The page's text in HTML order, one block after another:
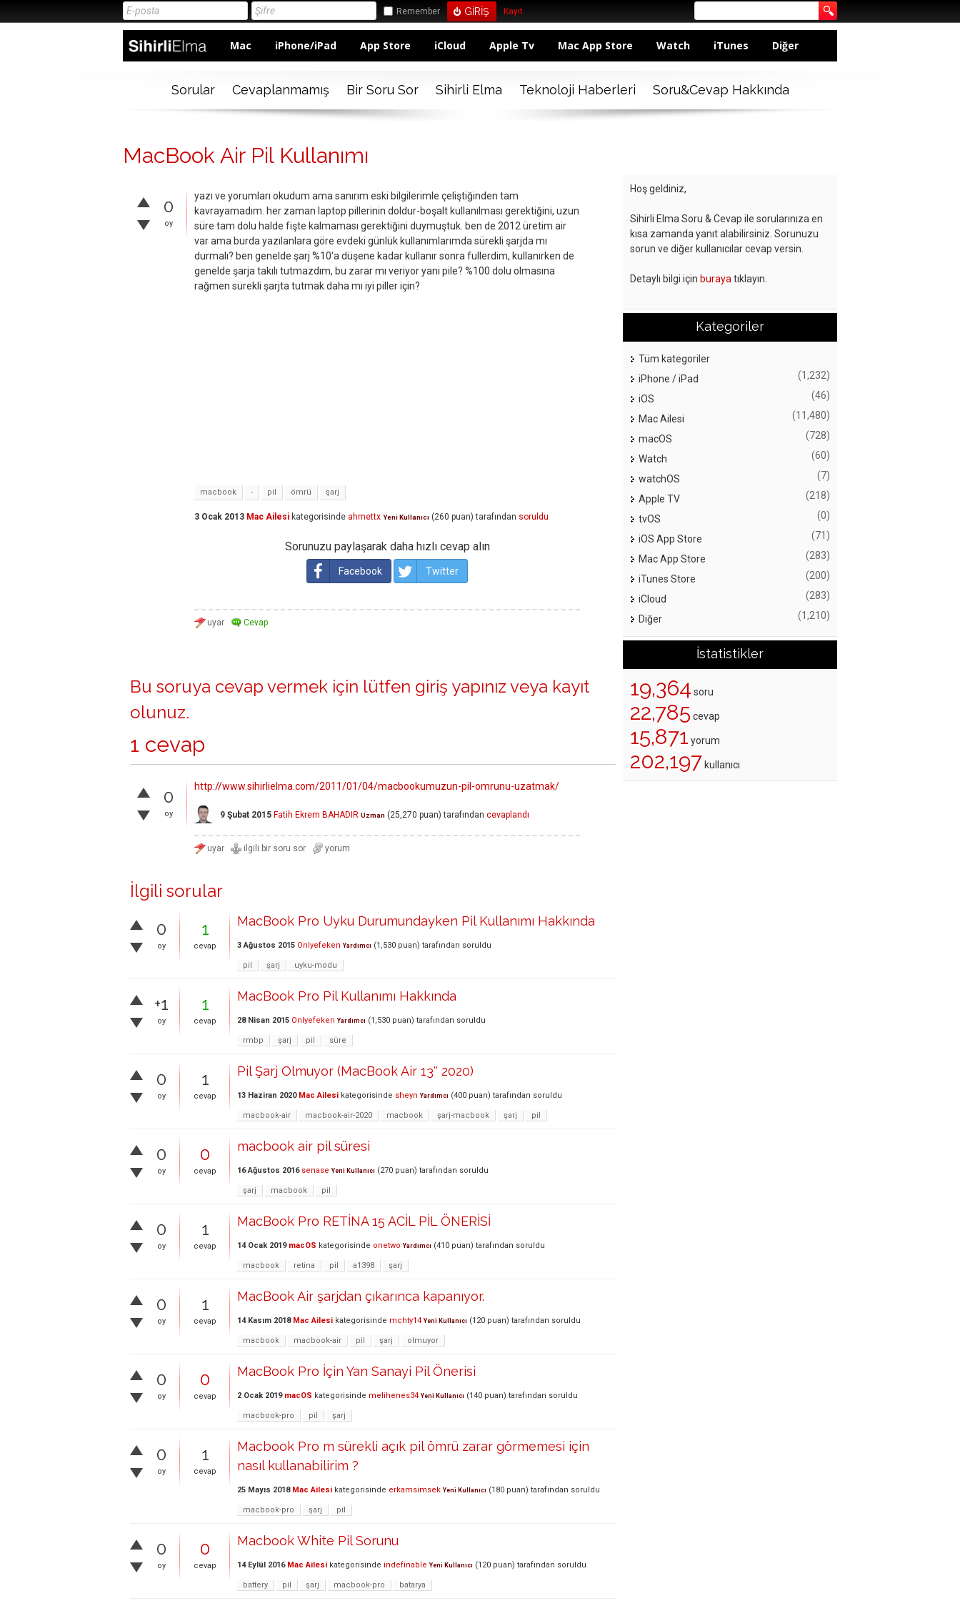
Remember Kayıt
Mac iPhone/iPad App Store iCloud Apple Tv Mac App Store Watch iTunes Diğer
Sorular Cevaplanmamış Bir Soru Sor Sihirli Elma Teknoloji Haberleri Soru&Cevap Hakkında
MacBook Air Pil Kullanımı
0
oy
yazı ve yorumları okudum ama sanırım eski bilgilerimle çeliştiğinden tam
kavrayamadım. her zaman laptop pillerinin doldur-boşalt kullanılması gerektiğini, uzun
süre tam dolu halde fişte kalmaması gerektiğini duymuştuk. ben de 2012 üretim air
var ama burda yazılanlara göre evdeki günlük kullanımlarımda sürekli şarjda mı
durmalı? ben genelde şarj %10′a düşene kadar kullanır sonra fullerdim, kullanırken de
genelde şarja takılı tutmazdım, bu zarar mı veriyor yani pile? %100 dolu olmasına
rağmen sürekli şarjta tutmak daha mı iyi piller için?
macbook - pil ömrü şarj
3 Ocak 2013 Mac Ailesi kategorisinde ahmettx Yeni Kullanıcı (260 puan) tarafından soruldu
Sorunuzu paylaşarak daha hızlı cevap alın
Facebook Twitter
Bu soruya cevap vermek için lütfen giriş yapınız veya kayıt
olunuz.
1 cevap
0
oy
http://www.sihirlielma.com/2011/01/04/macbookumuzun-pil-omrunu-uzatmak/
9 Şubat 2015 Fatih Ekrem BAHADIR Uzman (25,270 puan) tarafından cevaplandı
İlgili sorular
0
oy
1
cevap
MacBook Pro Uyku Durumundayken Pil Kullanımı Hakkında
3 Ağustos 2015 Onlyefeken Yardımcı (1,530 puan) tarafından soruldu
pil şarj uyku-modu
+1
oy
1
cevap
MacBook Pro Pil Kullanımı Hakkında
28 Nisan 2015 Onlyefeken Yardımcı (1,530 puan) tarafından soruldu
rmbp şarj pil süre
0
oy
1
cevap
Pil Şarj Olmuyor (MacBook Air 13'' 2020)
13 Haziran 2020 Mac Ailesi kategorisinde sheyn Yardımcı (400 puan) tarafından soruldu
macbook-air macbook-air-2020 macbook şarj-macbook şarj pil
0
oy
0
cevap
macbook air pil süresi
16 Ağustos 2016 senase Yeni Kullanıcı (270 puan) tarafından soruldu
şarj macbook pil
0
oy
1
cevap
MacBook Pro RETİNA 15 ACİL PİL ÖNERİSİ
14 Ocak 2019 macOS kategorisinde onetwo Yardımcı (410 puan) tarafından soruldu
macbook retina pil a1398 şarj
0
oy
1
cevap
MacBook Air şarjdan çıkarınca kapanıyor.
14 Kasım 2018 Mac Ailesi kategorisinde mchty14 Yeni Kullanıcı (120 puan) tarafından soruldu
macbook macbook-air pil şarj olmuyor
0
oy
0
cevap
MacBook Pro İçin Yan Sanayi Pil Önerisi
2 Ocak 2019 macOS kategorisinde melihenes34 Yeni Kullanıcı (140 puan) tarafından soruldu
macbook-pro pil şarj
0
oy
1
cevap
Macbook Pro m sürekli açık pil ömrü zarar görmemesi için
nasıl kullanabilirim ?
25 Mayıs 2018 Mac Ailesi kategorisinde erkamsimsek Yeni Kullanıcı (180 puan) tarafından soruldu
macbook-pro şarj pil
0
oy
0
cevap
Macbook White Pil Sorunu
14 Eylül 2016 Mac Ailesi kategorisinde indefinable Yeni Kullanıcı (120 puan) tarafından soruldu
battery pil şarj macbook-pro batarya
Hoş geldiniz,
Sihirli Elma Soru & Cevap ile sorularınıza en
kısa zamanda yanıt alabilirsiniz. Sorunuzu
sorun ve diğer kullanıcılar cevap versin.
Detaylı bilgi için buraya tıklayın.
Kategoriler
Tüm kategoriler
iPhone / iPad
(1,232)
iOS (46)
Mac Ailesi (11,480)
macOS (728)
Watch (60)
watchOS (7)
Apple TV (218)
tvOS (0)
iOS App Store (71)
Mac App Store (283)
iTunes Store (200)
iCloud (283)
Diğer (1,210)
İstatistikler
19,364 soru
22,785 cevap
15,871 yorum
202,197 kullanıcı